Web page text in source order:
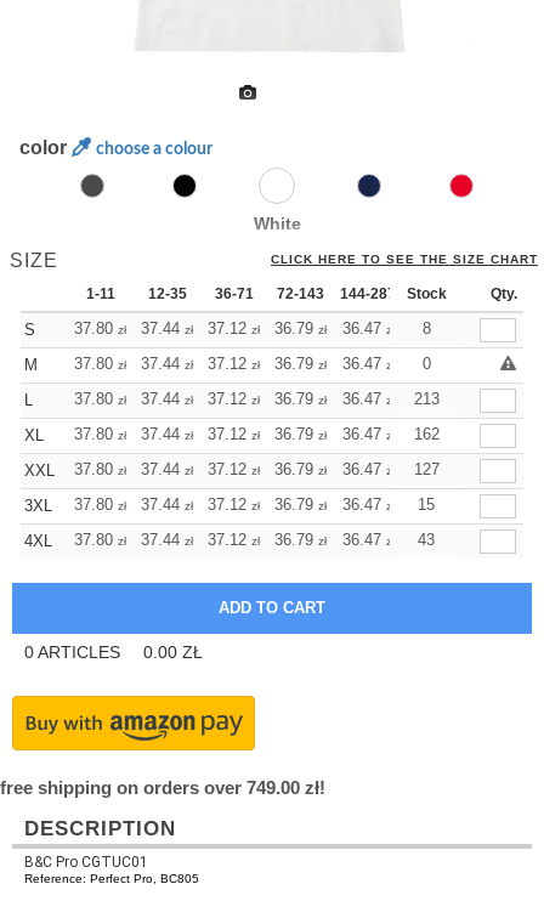
color choose a colour
White
SIZE CLICK HERE TO SEE THE SIZE CHART
1-11 12-35 36-71 72-143 144-287 288 + More
Stock Qty.
S 37.80 zł 37.44 zł 37.12 zł 36.79 zł 36.47 zł 36.47
8
M
37.80 zł 37.44 zł 37.12 zł 36.79 zł 36.47 zł 36.47 +
0
L
37.80 zł 37.44 zł 37.12 zł 36.79 zł 36.47 zł 36.47
213
XL
37.80 zł 37.44 zł 37.12 zł 36.79 zł 36.47 zł 36.47
162
XXL
37.80 zł 37.44 zł 37.12 zł 36.79 zł 36.47 zł 36.47
127
3XL
37.80 zł 37.44 zł 37.12 zł 36.79 zł 36.47 zł 36.47
15
4XL
37.80 zł 37.44 zł 37.12 zł 36.79 zł 36.47 zł 36.47
43
0ARTICLES 0.00 ZŁ
free shipping on orders over 749.00 zł!
DESCRIPTION
B&C Pro CGTUC01
Reference: Perfect Pro, BC805